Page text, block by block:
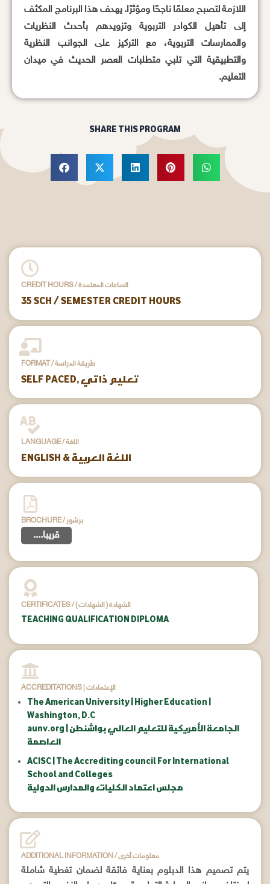
اللازمة لتصبح معلمًا ناجحًا ومؤثرًا. يهدف هذا البرنامج المكثف
إلى تأهيل الكوادر التربوية وتزويدهم بأحدث النظريات
والممارسات التربوية، مع التركيز على الجوانب النظرية
والتطبيقية التي تلبي متطلبات العصر الحديث في ميدان
التعليم.
SHARE THIS PROGRAM
CREDIT HOURS / الساعات المعتمدة
35 SCH / SEMESTER CREDIT HOURS
FORMAT / طريقة الدراسة
SELF PACED, تعليم ذاتي
LANGUAGE / اللغة
ENGLISH & اللغة العربية
BROCHURE / برشور
....قريبا
CERTIFICATES / ( الشهادات ) الشهادة
TEACHING QUALIFICATION DIPLOMA
ACCREDITATIONS | الإعتمادات
The American University | Higher Education |
Washington, D.C
aunv.org | الجامعة الأمريكية للتعليم العالي بواشنطن
العاصمة
ACISC | The Accrediting council For International
School and Colleges
مجلس اعتماد الكليات والمدارس الدولية
ADDITIONAL INFORMATION / معلومات أخرى
يتم تصميم هذا الدبلوم بعناية فائقة لضمان تغطية شاملة